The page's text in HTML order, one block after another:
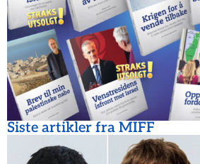
Siste artikler fra MIFF